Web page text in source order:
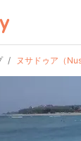
ヌサドゥア（